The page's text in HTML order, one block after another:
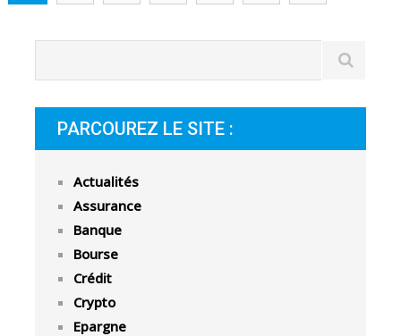
PARCOUREZ LE SITE :
Actualités
Assurance
Banque
Bourse
Crédit
Crypto
Epargne